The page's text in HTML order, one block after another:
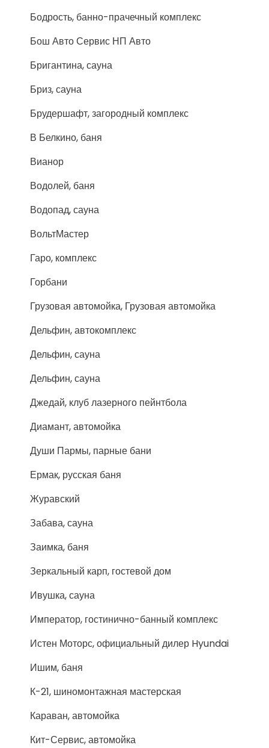
Бодрость, банно-прачечный комплекс
Бош Авто Сервис НП Авто
Бригантина, сауна
Бриз, сауна
Брудершафт, загородный комплекс
В Белкино, баня
Вианор
Водолей, баня
Водопад, сауна
ВольтМастер
Гаро, комплекс
Горбани
Грузовая автомойка, Грузовая автомойка
Дельфин, автокомплекс
Дельфин, сауна
Дельфин, сауна
Джедай, клуб лазерного пейнтбола
Диамант, автомойка
Души Пармы, парные бани
Ермак, русская баня
Журавский
Забава, сауна
Заимка, баня
Зеркальный карп, гостевой дом
Ивушка, сауна
Император, гостинично-банный комплекс
Истен Моторс, официальный дилер Hyundai
Ишим, баня
К-21, шиномонтажная мастерская
Караван, автомойка
Кит-Сервис, автомойка